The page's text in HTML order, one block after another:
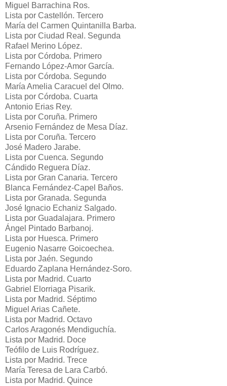
Miguel Barrachina Ros.
Lista por Castellón. Tercero
María del Carmen Quintanilla Barba.
Lista por Ciudad Real. Segunda
Rafael Merino López.
Lista por Córdoba. Primero
Fernando López-Amor García.
Lista por Córdoba. Segundo
María Amelia Caracuel del Olmo.
Lista por Córdoba. Cuarta
Antonio Erias Rey.
Lista por Coruña. Primero
Arsenio Fernández de Mesa Díaz.
Lista por Coruña. Tercero
José Madero Jarabe.
Lista por Cuenca. Segundo
Cándido Reguera Díaz.
Lista por Gran Canaria. Tercero
Blanca Fernández-Capel Baños.
Lista por Granada. Segunda
José Ignacio Echaniz Salgado.
Lista por Guadalajara. Primero
Ángel Pintado Barbanoj.
Lista por Huesca. Primero
Eugenio Nasarre Goicoechea.
Lista por Jaén. Segundo
Eduardo Zaplana Hernández-Soro.
Lista por Madrid. Cuarto
Gabriel Elorriaga Pisarik.
Lista por Madrid. Séptimo
Miguel Arias Cañete.
Lista por Madrid. Octavo
Carlos Aragonés Mendiguchía.
Lista por Madrid. Doce
Teófilo de Luis Rodríguez.
Lista por Madrid. Trece
María Teresa de Lara Carbó.
Lista por Madrid. Quince